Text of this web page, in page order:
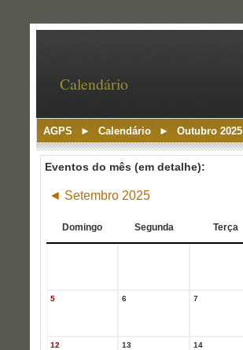
Calendário
AGPS ► Calendário ► Outubro 2025
Eventos do mês (em detalhe):
◄ Setembro 2025
Domingo Segunda Terça
5 6 7
12 13 14